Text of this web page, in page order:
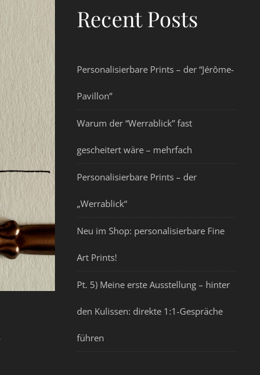
Recent Posts
Personalisierbare Prints – der “Jérôme-
Pavillon”
Warum der “Werrablick” fast
gescheitert wäre – mehrfach
Personalisierbare Prints – der
„Werrablick“
Neu im Shop: personalisierbare Fine
Art Prints!
Pt. 5) Meine erste Ausstellung – hinter
den Kulissen: direkte 1:1-Gespräche
führen